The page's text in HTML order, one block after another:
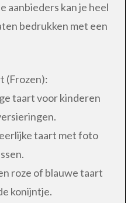
aanbieders kan je heel
bedrukken met een
(Frozen):
taart voor kinderen
taart met foto
roze of blauwe taart
konijntje.